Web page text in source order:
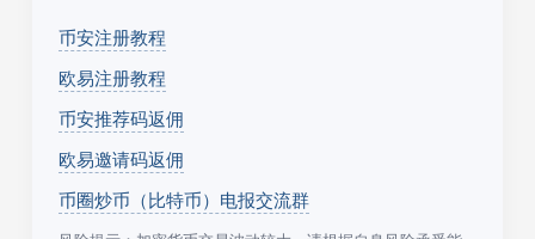
币安注册教程
欧易注册教程
币安推荐码返佣
欧易邀请码返佣
币圈炒币（比特币）电报交流群